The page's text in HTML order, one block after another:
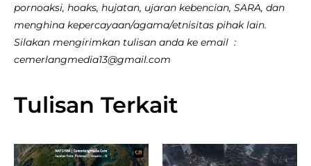
pornoaksi, hoaks, hujatan, ujaran kebencian, SARA, dan
menghina kepercayaan/agama/etnisitas pihak lain.
Silakan mengirimkan tulisan anda ke email :
cemerlangmedia13@gmail.com
Tulisan Terkait